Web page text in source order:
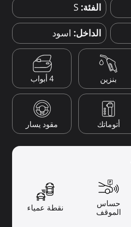
الفئة: S
الداخل: اسود
بنزين 4 أبواب
أتوماتك مقود يسار
حساس
الموقف
نقطة عمياء